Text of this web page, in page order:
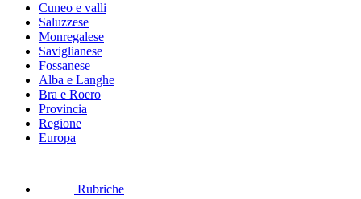
Cuneo e valli
Saluzzese
Monregalese
Saviglianese
Fossanese
Alba e Langhe
Bra e Roero
Provincia
Regione
Europa
Rubriche